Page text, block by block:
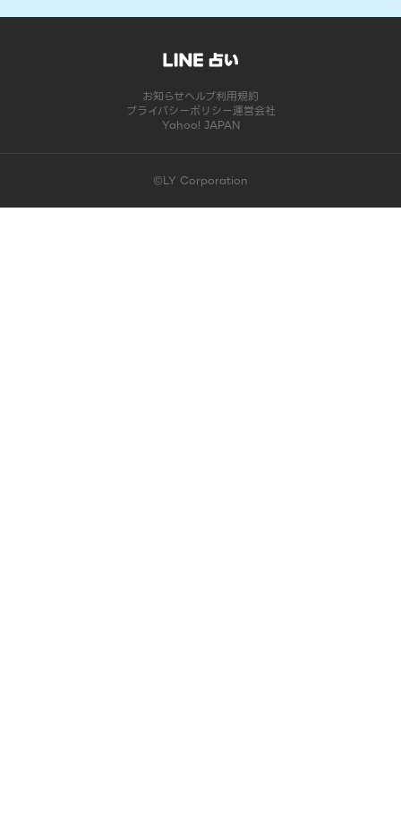
お知らせヘルプ利用規約
プライバシーポリシー運営会社
Yahoo! JAPAN
©LY Corporation
このコンテンツは掲載が終了しました | LINE占い